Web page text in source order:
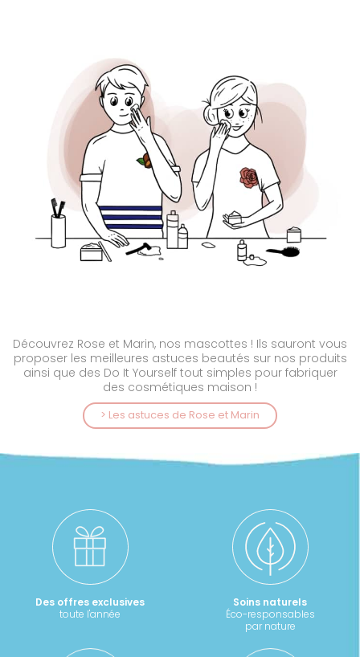
Découvrez Rose et Marin, nos mascottes ! Ils sauront vous
proposer les meilleures astuces beautés sur nos produits
ainsi que des Do It Yourself tout simples pour fabriquer
des cosmétiques maison !
> Les astuces de Rose et Marin
Des offres exclusives
toute l'année
Soins naturels
Éco-responsables
par nature